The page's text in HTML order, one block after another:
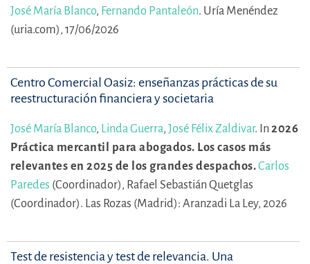
José María Blanco, Fernando Pantaleón. Uría Menéndez
(uria.com), 17/06/2026
Centro Comercial Oasiz: enseñanzas prácticas de su
reestructuración financiera y societaria
José María Blanco, Linda Guerra, José Félix Zaldivar. In 2026
Práctica mercantil para abogados. Los casos más
relevantes en 2025 de los grandes despachos.Carlos
Paredes (Coordinador), Rafael Sebastián Quetglas
(Coordinador). Las Rozas (Madrid): Aranzadi La Ley, 2026
Test de resistencia y test de relevancia. Una